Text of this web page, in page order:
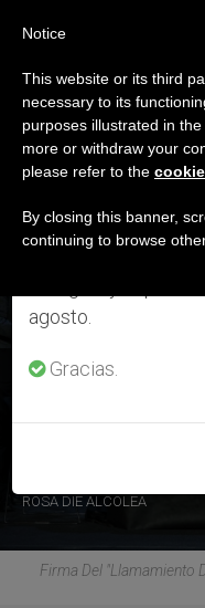
ETIQUETA
ÚLTIMAS NOTICIAS
Firma del “Llamamiento
ROSA DIE ALCOLEA
Firma Del "Llamamiento
Aviso
Del 27 de julio al
anual,
se generan menos
agosto.
Gracias.
Notice
This website or its third
necessary to its
purposes illustrated in
more or withdraw your
please refer to the
By closing this banner,
continuing to browse